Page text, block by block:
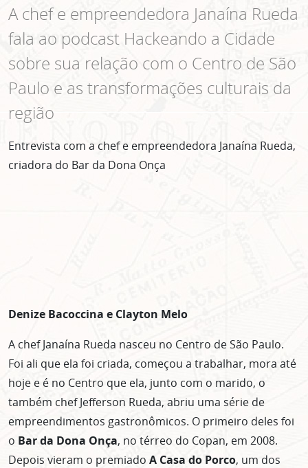
A chef e empreendedora Janaína Rueda
fala ao podcast Hackeando a Cidade
sobre sua relação com o Centro de São
Paulo e as transformações culturais da
região
Entrevista com a chef e empreendedora Janaína Rueda,
criadora do Bar da Dona Onça
Denize Bacoccina e Clayton Melo
A chef Janaína Rueda nasceu no Centro de São Paulo.
Foi ali que ela foi criada, começou a trabalhar, mora até
hoje e é no Centro que ela, junto com o marido, o
também chef Jefferson Rueda, abriu uma série de
empreendimentos gastronômicos. O primeiro deles foi
o Bar da Dona Onça, no térreo do Copan, em 2008.
Depois vieram o premiado A Casa do Porco, um dos